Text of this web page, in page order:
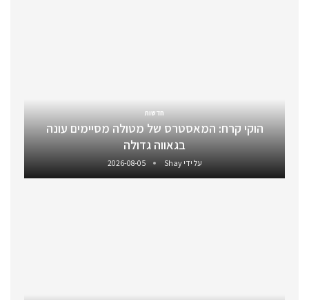
חדשות
הוקי קרח: המאסטרס של מטולה מסיימים עונה
בגאווה גדולה
על ידיShay
2026-08-05